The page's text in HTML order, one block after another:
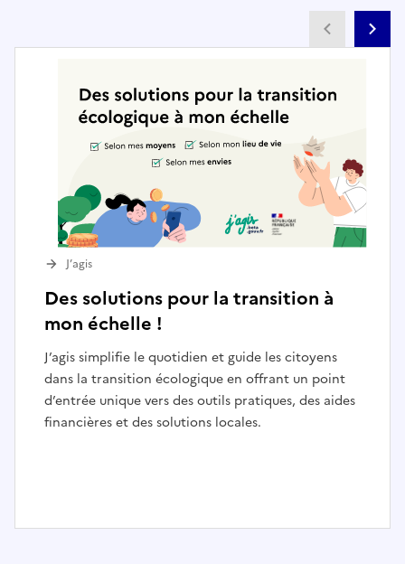
Des solutions pour la transition à
mon échelle !
J’agis simplifie le quotidien et guide les citoyens
dans la transition écologique en offrant un point
d’entrée unique vers des outils pratiques, des aides
financières et des solutions locales.
J’agis